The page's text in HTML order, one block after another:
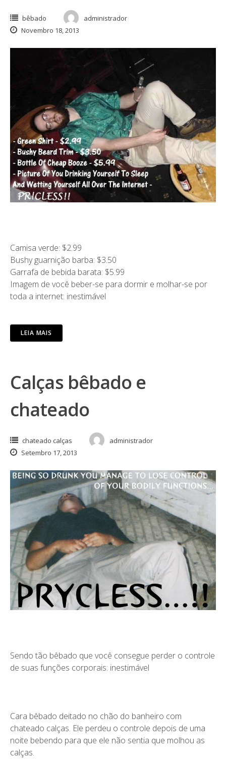
bêbado
administrador
Novembro 18, 2013
Camisa verde: $2.99
Bushy guarnição barba: $3.50
Garrafa de bebida barata: $5.99
Imagem de você beber-se para dormir e molhar-se por
toda a internet: inestimável
LEIA MAIS
Calças bêbado e
chateado
chateado calças
administrador
Setembro 17, 2013
Sendo tão bêbado que você consegue perder o controle
de suas funções corporais: inestimável
Cara bêbado deitado no chão do banheiro com
chateado calças. Ele perdeu o controle depois de uma
noite bebendo para que ele não sentia que molhou as
calças.